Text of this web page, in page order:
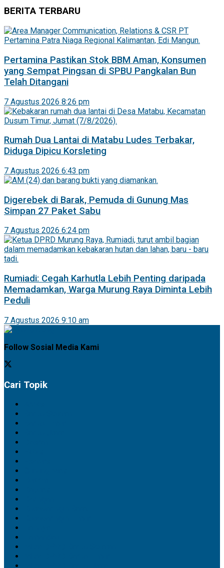
BERITA TERBARU
Pertamina Pastikan Stok BBM Aman, Konsumen
yang Sempat Pingsan di SPBU Pangkalan Bun
Telah Ditangani
7 Agustus 2026 8:26 pm
Rumah Dua Lantai di Matabu Ludes Terbakar,
Diduga Dipicu Korsleting
7 Agustus 2026 6:43 pm
Digerebek di Barak, Pemuda di Gunung Mas
Simpan 27 Paket Sabu
7 Agustus 2026 6:24 pm
Rumiadi: Cegah Karhutla Lebih Penting daripada
Memadamkan, Warga Murung Raya Diminta Lebih
Peduli
7 Agustus 2026 9:10 am
Follow Sosial Media Kami
Cari Topik